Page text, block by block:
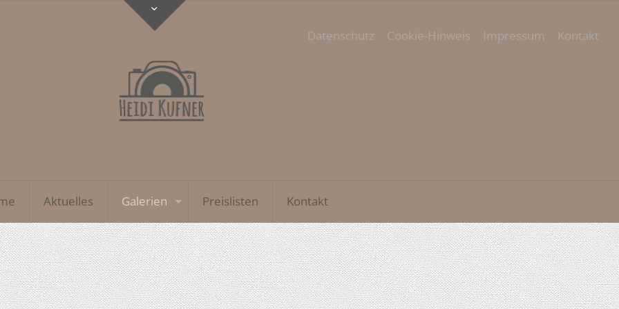
Aktuelles Galerien Preislisten Kontakt
Datenschutz Cookie-Hinweis Impressum Kontakt